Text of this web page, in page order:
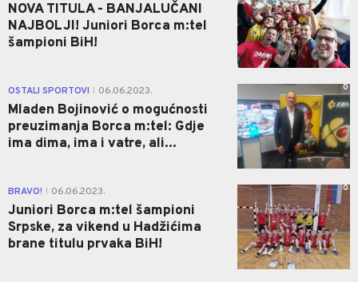
NOVA TITULA - BANJALUČANI
NAJBOLJI! Juniori Borca m:tel
šampioni BiH!
OSTALI SPORTOVI 06.06.2023.
Mladen Bojinović o mogućnosti
preuzimanja Borca m:tel: Gdje
ima dima, ima i vatre, ali...
0
BRAVO! 06.06.2023.
Juniori Borca m:tel šampioni
Srpske, za vikend u Hadžićima
brane titulu prvaka BiH!
0